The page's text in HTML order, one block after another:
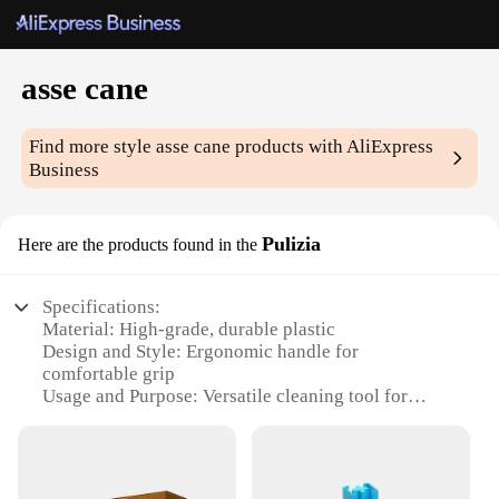
asse cane
Find more styleasse cane products with AliExpress
Business
Here are the products found in the Pulizia
Specifications:
Material: High-grade, durable plastic
Design and Style: Ergonomic handle for
comfortable grip
Usage and Purpose: Versatile cleaning tool for
Performance and Property: Efficient in removing